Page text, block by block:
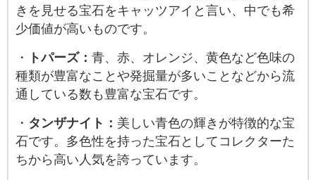
きを見せる宝石をキャッツアイと言い、中でも希
少価値が高いものです。
・ トパーズ： 青、赤、オレンジ、黄色など色味の
種類が豊富なことや発掘量が多いことなどから流
通している数も豊富な宝石です。
・ タンザナイト： 美しい青色の輝きが特徴的な宝
石です。多色性を持った宝石としてコレクターた
ちから高い人気を誇っています。